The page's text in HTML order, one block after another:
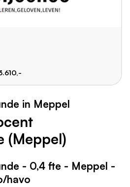
in Meppel
(Meppel)
- 0,4 fte - Meppel -
havo